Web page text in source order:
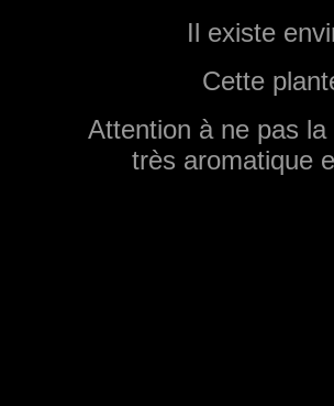
Il existe
Cette
Attention à ne pas
très aromatique